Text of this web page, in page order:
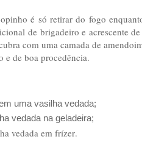
é só retirar do fogo
de brigadeiro e acrescente
com uma camada de
de boa procedência.
uma vasilha vedada;
vedada na geladeira;
vedada em frízer.